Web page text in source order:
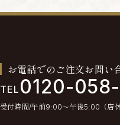
お電話でのご注文お問い
TEL 0120-
受付時間/午前9:00〜午後5:00（店休